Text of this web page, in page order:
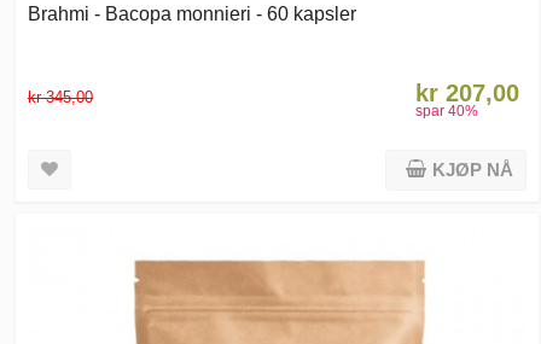
Brahmi - Bacopa monnieri - 60 kapsler
kr 345,00 kr 207,00
spar 40%
KJØP NÅ